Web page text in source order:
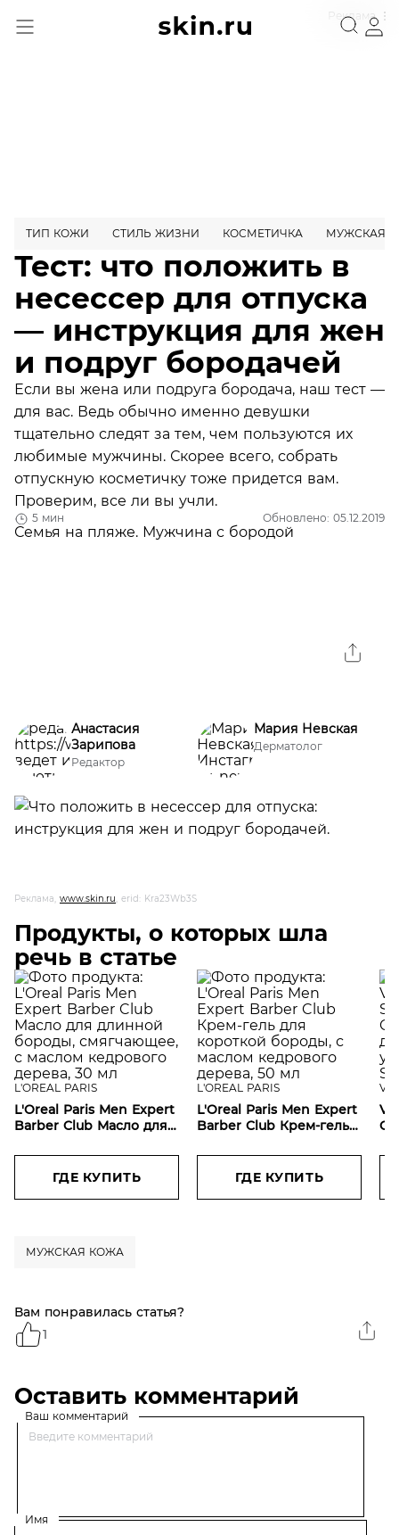
Реклама
5 мин Обновлено: 05.12.2019
ТИП КОЖИ СТИЛЬ ЖИЗНИ КОСМЕТИЧКА МУЖСКАЯ
Тест: что положить в
несессер для отпуска
— инструкция для жен
и подруг бородачей
Если вы жена или подруга бородача, наш тест —
для вас. Ведь обычно именно девушки
тщательно следят за тем, чем пользуются их
любимые мужчины. Скорее всего, собрать
отпускную косметичку тоже придется вам.
Проверим, все ли вы учли.
Анастасия
Зарипова
Редактор
Мария Невская
Дерматолог
Реклама, www.skin.ru, erid: Kra23Wb3S
Продукты, о которых шла
речь в статье
L'OREAL PARIS
L'Oreal Paris Men Expert
Barber Club Масло для
смягчающее, с маслом
кедрового дерева, 30
ГДЕ КУПИТЬ
L'OREAL PARIS
L'Oreal Paris Men Expert
Barber Club Крем-гель
маслом кедрового
дерева, 50 мл
ГДЕ КУПИТЬ
МУЖСКАЯ КОЖА
Вам понравилась статья?
1
Оставить комментарий
Ваш комментарий
Имя